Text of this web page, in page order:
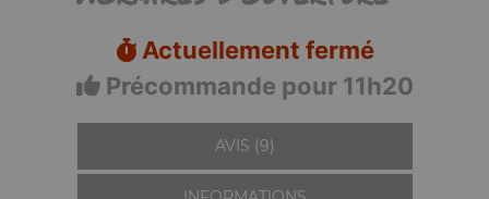
Actuellement fermé
Précommande pour 11h20
AVIS (9)